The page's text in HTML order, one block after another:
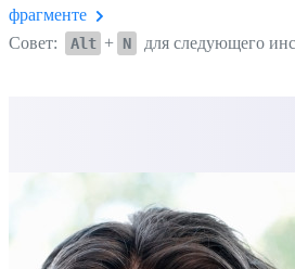
фрагменте
Совет:
Alt + N для следующего